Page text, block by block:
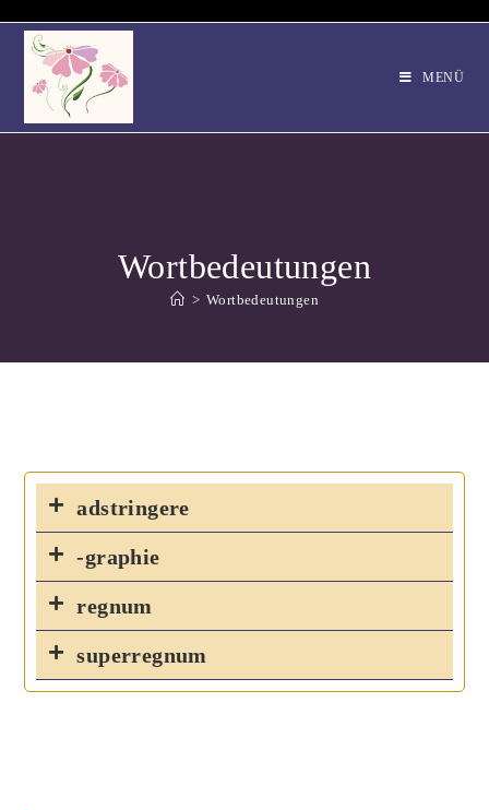
MENÜ
Wortbedeutungen
> Wortbedeutungen
adstringere
-graphie
regnum
superregnum